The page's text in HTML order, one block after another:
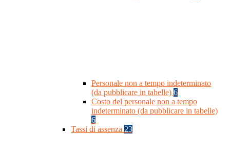
Personale non a tempo indeterminato
(da pubblicare in tabelle) 6
Costo del personale non a tempo
indeterminato (da pubblicare in tabelle)
6
Tassi di assenza 23